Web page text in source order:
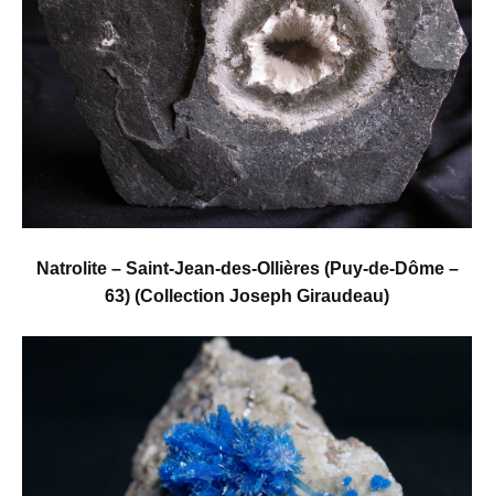
Natrolite – Saint-Jean-des-Ollières (Puy-de-Dôme –
63) (Collection Joseph Giraudeau)